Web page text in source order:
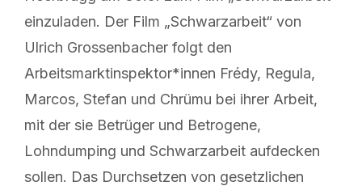
einzuladen. Der Film „Schwarzarbeit“ von
Ulrich Grossenbacher folgt den
Arbeitsmarktinspektor*innen Frédy, Regula,
Marcos, Stefan und Chrümu bei ihrer Arbeit,
mit der sie Betrüger und Betrogene,
Lohndumping und Schwarzarbeit aufdecken
sollen. Das Durchsetzen von gesetzlichen